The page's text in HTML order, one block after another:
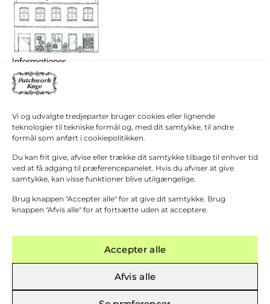
Vi og udvalgte tredjeparter bruger cookies eller lignende
teknologier til tekniske formål og, med dit samtykke, til andre
formål som anført i cookiepolitikken.
Du kan frit give, afvise eller trække dit samtykke tilbage til enhver tid
ved at få adgang til præferencepanelet. Hvis du afviser at give
samtykke, kan visse funktioner blive utilgængelige.
Brug knappen "Accepter alle" for at give dit samtykke. Brug
knappen "Afvis alle" for at fortsætte uden at acceptere.
Accepter alle
Afvis alle
I
alt
0,00kr.
Køb for
1.000,00kr.
fragt!
Gå til
Informationer
Patchwork Køge/ Patchwork Butikken
+45 40 38 40 60
Kontakt os
Butikken
Mandag - tirsdag: 10:00 - 16.30
Torsdag - fredag: 10:00 - 16.30
Lørdag: 10:00 - 13:00 Første lørdag i måneden
(1. September – 31. Marts)
Grupper modtages gerne efter aftale.
FYSISK BUTIK I KØGE─KURSER AFHOLDES